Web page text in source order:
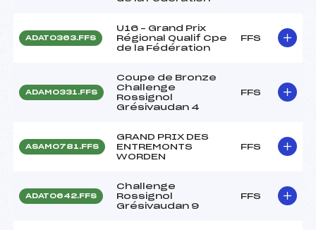
ADAT0363.FFS
U16 – Grand Prix
Régional Qualif Cpe
de la Fédération
FFS
ADAM0331.FFS
Coupe de Bronze
Challenge
Rossignol
Grésivaudan 4
FFS
ASAM0781.FFS
GRAND PRIX DES
ENTREMONTS
WORDEN
FFS
ADAT0642.FFS
Challenge
Rossignol
Grésivaudan 9
FFS